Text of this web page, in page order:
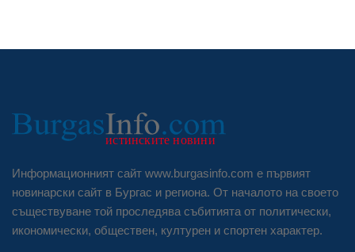
Информационният сайт www.burgasinfo.com е първият
новинарски сайт в Бургас и региона. От началото на своето
съществуване той проследява събитията от политически,
икономически, обществен, културен и спортен характер.